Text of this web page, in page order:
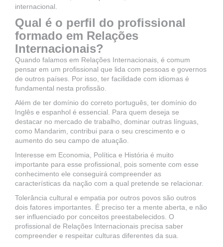
internacional.
Qual é o perfil do profissional
formado em Relações
Internacionais?
Quando falamos em Relações Internacionais, é comum
pensar em um profissional que lida com pessoas e governos
de outros países. Por isso, ter facilidade com idiomas é
fundamental nesta profissão.
Além de ter domínio do correto português, ter domínio do
Inglês e espanhol é essencial. Para quem deseja se
destacar no mercado de trabalho, dominar outras línguas,
como Mandarim, contribui para o seu crescimento e o
aumento do seu campo de atuação.
Interesse em Economia, Política e História é muito
importante para esse profissional, pois somente com esse
conhecimento ele conseguirá compreender as
características da nação com a qual pretende se relacionar.
Tolerância cultural e empatia por outros povos são outros
dois fatores importantes. É preciso ter a mente aberta, e não
ser influenciado por conceitos preestabelecidos. O
profissional de Relações Internacionais precisa saber
compreender e respeitar culturas diferentes da sua.